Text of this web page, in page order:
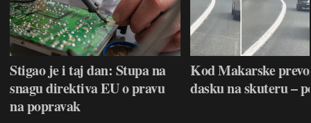
Stigao je i taj dan: Stupa na
snagu direktiva EU o pravu
na popravak
Kod Makarske
dasku na skuteru –